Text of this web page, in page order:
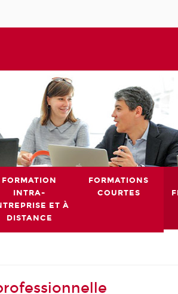
FORMATION
INTRA-
ET À
DISTANCE
FORMATIONS
COURTES